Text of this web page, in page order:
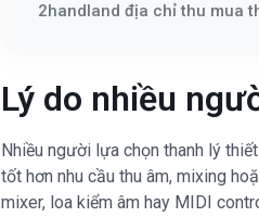
2handland địa chỉ thu mua
Lý do nhiều
Nhiều người lựa chọn thanh lý
tốt hơn nhu cầu thu âm, mixing
mixer, loa kiểm âm hay MIDI